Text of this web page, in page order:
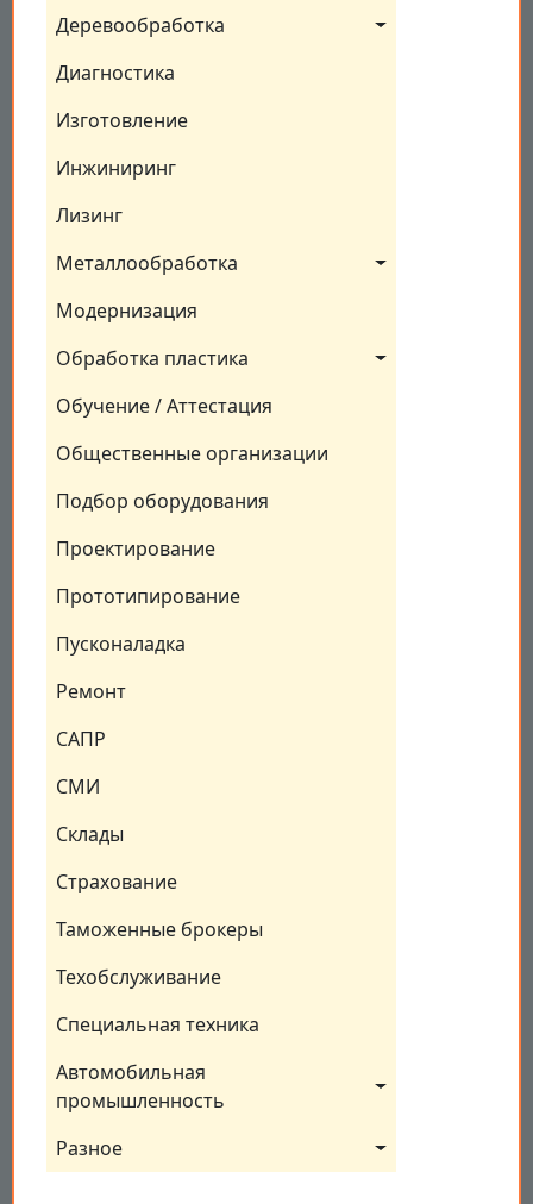
Деревообработка
Диагностика
Изготовление
Инжиниринг
Лизинг
Металлообработка
Модернизация
Обработка пластика
Обучение / Аттестация
Общественные организации
Подбор оборудования
Проектирование
Прототипирование
Пусконаладка
Ремонт
САПР
СМИ
Склады
Страхование
Таможенные брокеры
Техобслуживание
Специальная техника
Автомобильная
промышленность
Разное